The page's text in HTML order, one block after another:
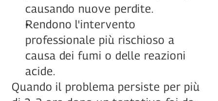
causando nuove perdite.
Rendono l'intervento
professionale più rischioso a
causa dei fumi o delle reazioni
acide.
Quando il problema persiste per più